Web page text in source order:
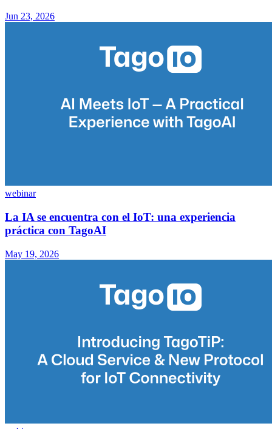
Jun 23, 2026
webinar
La IA se encuentra con el IoT: una experiencia
práctica con TagoAI
May 19, 2026